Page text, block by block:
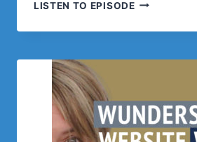
LISTEN TO EPISODE
WEBDESIGN
SEO
UND
GEMEINSAM
GROSSE D